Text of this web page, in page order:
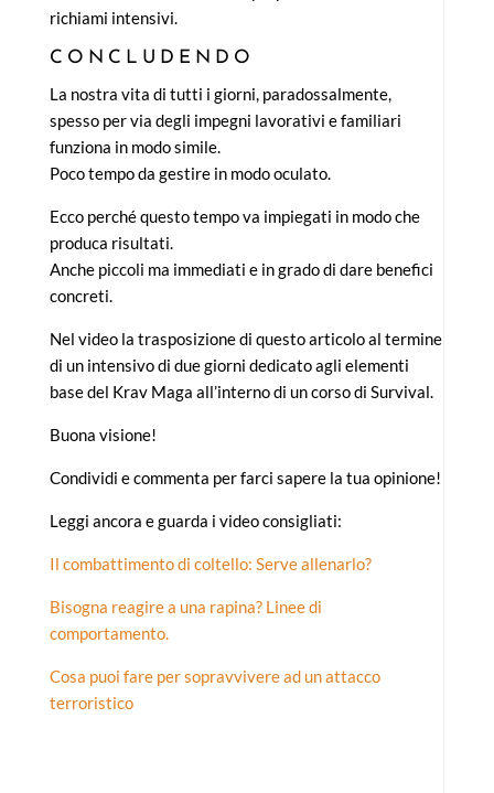
richiami intensivi.
CONCLUDENDO
La nostra vita di tutti i giorni, paradossalmente,
spesso per via degli impegni lavorativi e familiari
funziona in modo simile.
Poco tempo da gestire in modo oculato.
Ecco perché questo tempo va impiegati in modo che
produca risultati.
Anche piccoli ma immediati e in grado di dare benefici
concreti.
Nel video la trasposizione di questo articolo al termine
di un intensivo di due giorni dedicato agli elementi
base del Krav Maga all’interno di un corso di Survival.
Buona visione!
Condividi e commenta per farci sapere la tua opinione!
Leggi ancora e guarda i video consigliati:
Il combattimento di coltello: Serve allenarlo?
Bisogna reagire a una rapina? Linee di
comportamento.
Cosa puoi fare per sopravvivere ad un attacco
terroristico